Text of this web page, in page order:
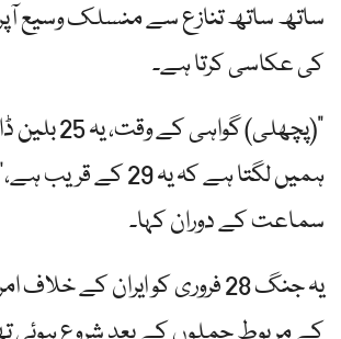
ساتھ ساتھ تنازع سے منسلک وسیع
کی عکاسی کرتا ہے۔
"(پچھلی) گواہی
ہمیں لگتا ہے کہ یہ 29
سماعت کے دوران کہا۔
یہ جنگ 28 فروری کو ایران کے